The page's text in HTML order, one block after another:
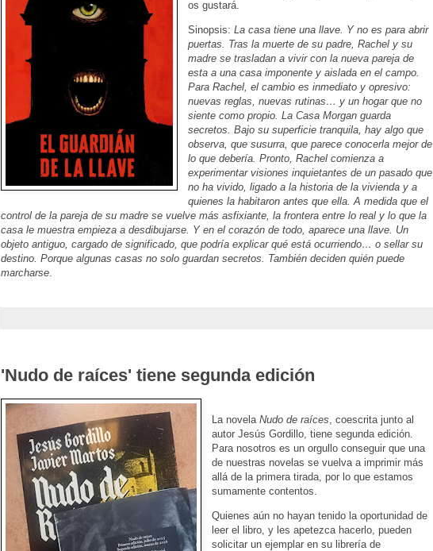
os gustará.
Sinopsis:La casa tiene una llave. Y no es para abrir
puertas. Tras la muerte de su padre, Rachel y su
madre se trasladan a vivir con la nueva pareja de
esta a una casa imponente y aislada en el campo.
Para Rachel, el cambio es inmediato y opresivo:
nuevas reglas, nuevas rutinas… y un hogar que no
siente como propio. La Casa Morgan guarda
secretos. Bajo su superficie tranquila, hay algo que
observa, que susurra, que parece conocerla mejor de
lo que debería. Pronto, Rachel comienza a
experimentar visiones inquietantes de un pasado que
no ha vivido, ligado a la historia de la vivienda y a
quienes la habitaron antes que ella. A medida que el
control de la pareja de su madre se vuelve más asfixiante, la frontera entre lo real y lo que la
casa le muestra empieza a desdibujarse. Y en el corazón de todo, aparece una llave. Un
objeto antiguo, cargado de significado, que podría explicar qué está ocurriendo… o sellar su
destino. Porque algunas casas no solo guardan secretos. También deciden quién puede
marcharse.
'Nudo de raíces' tiene segunda edición
La novelaNudo de raíces , coescrita junto al
autor Jesús Gordillo, tiene segunda edición.
Para nosotros es un orgullo conseguir que una
de nuestras novelas se vuelva a imprimir más
allá de la primera tirada, por lo que estamos
sumamente contentos.
Quienes aún no hayan tenido la oportunidad de
leer el libro, y les apetezca hacerlo, pueden
solicitar un ejemplar en su librería de